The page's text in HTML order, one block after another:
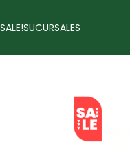
SALE!SUCURSALES